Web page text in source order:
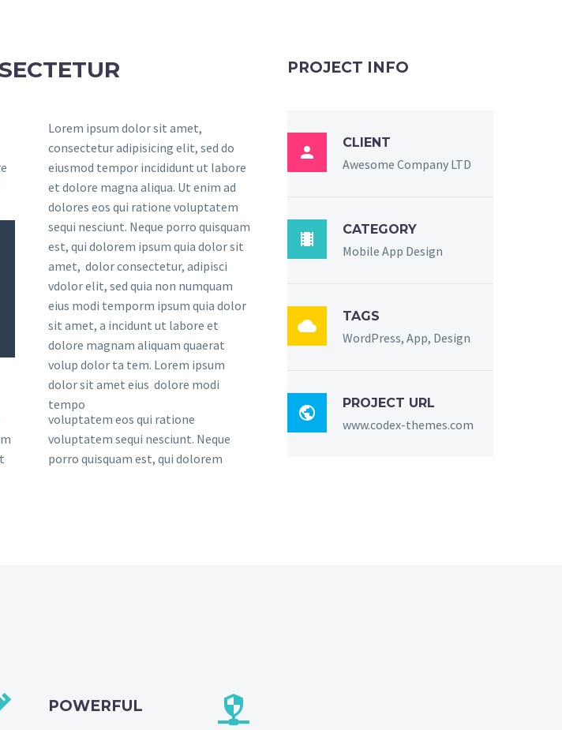
Lorem ipsum dolor sit amet,
consectetur adipisicing elit, sed do
eiusmod tempor incididunt ut labore
et dolore magna aliqua. Ut enim ad
dolores eos qui ratione voluptatem
sequi nesciunt. Neque porro quisquam
est, qui dolorem ipsum quia dolor sit
amet, dolor consectetur, adipisci
vdolor elit, sed quia non numquam
eius modi temporm ipsum quia dolor
sit amet, a incidunt ut labore et
dolore magnam aliquam quaerat
volup dolor ta tem. Lorem ipsum
dolor sit amet eius dolore modi
tempo
voluptatem eos qui ratione
voluptatem sequi nesciunt. Neque
porro quisquam est, qui dolorem
PROJECT INFO

CLIENT
Awesome Company LTD

CATEGORY
Mobile App Design

TAGS
WordPress, App, Design

PROJECT URL
www.codex-themes.com
POWERFUL 
